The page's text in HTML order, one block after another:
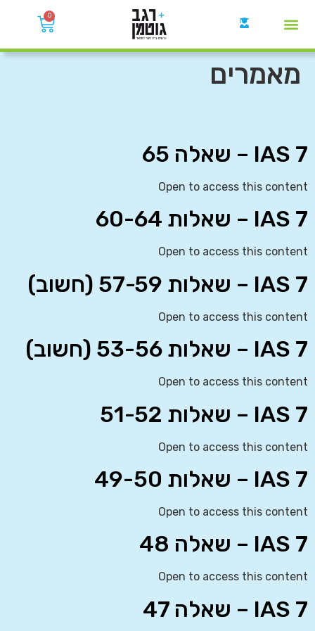
0
מאמרים
IAS 7 – שאלה 65
Open to access this content
IAS 7 – שאלות 60-64
Open to access this content
IAS 7 – שאלות 57-59 (חשוב)
Open to access this content
IAS 7 – שאלות 53-56 (חשוב)
Open to access this content
IAS 7 – שאלות 51-52
Open to access this content
IAS 7 – שאלות 49-50
Open to access this content
IAS 7 – שאלה 48
Open to access this content
IAS 7 – שאלה 47